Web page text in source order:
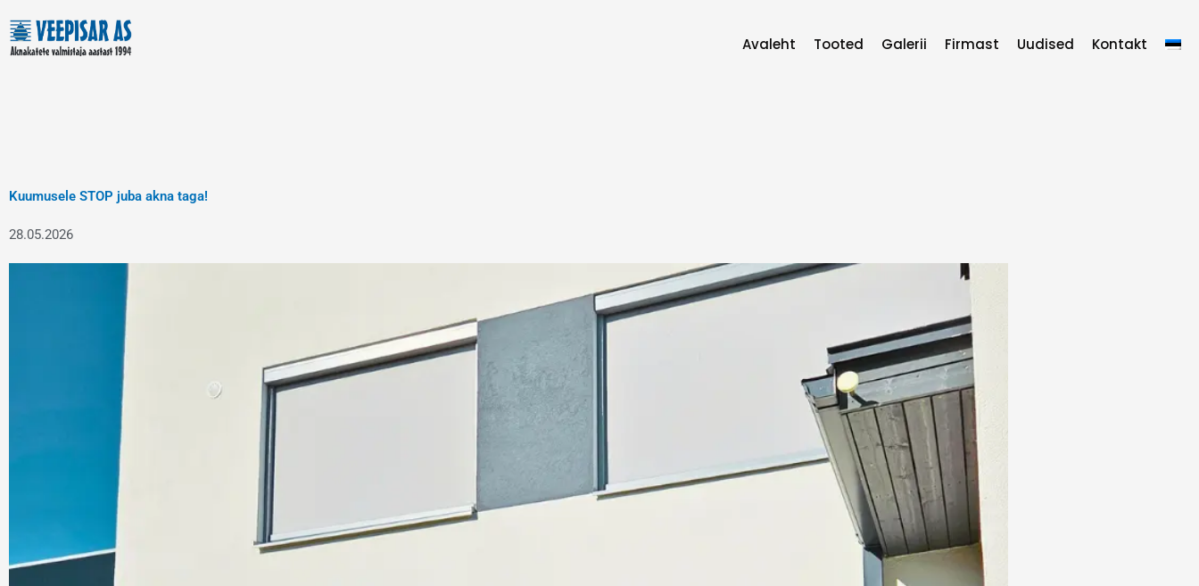
to
content
Avaleht Tooted Galerii Firmast Uudised Kontakt
Kuumusele STOP juba akna taga!
28.05.2026